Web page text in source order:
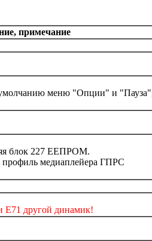
примечание
меню "Опции" и
блок 227 ЕЕПРОМ.
профиль медиаплейера ГПРС
Е71 другой динамик!